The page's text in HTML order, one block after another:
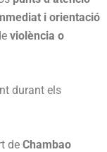
i orientació
violència o
durant els
de Chambao